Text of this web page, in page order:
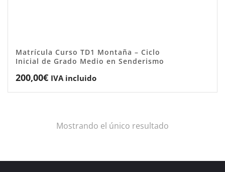
Matrícula Curso TD1 Montaña – Ciclo
Inicial de Grado Medio en Senderismo
200,00€ IVA incluido
Mostrando el único resultado